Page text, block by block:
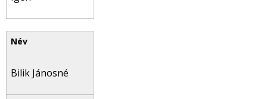
Bilik Jánosné